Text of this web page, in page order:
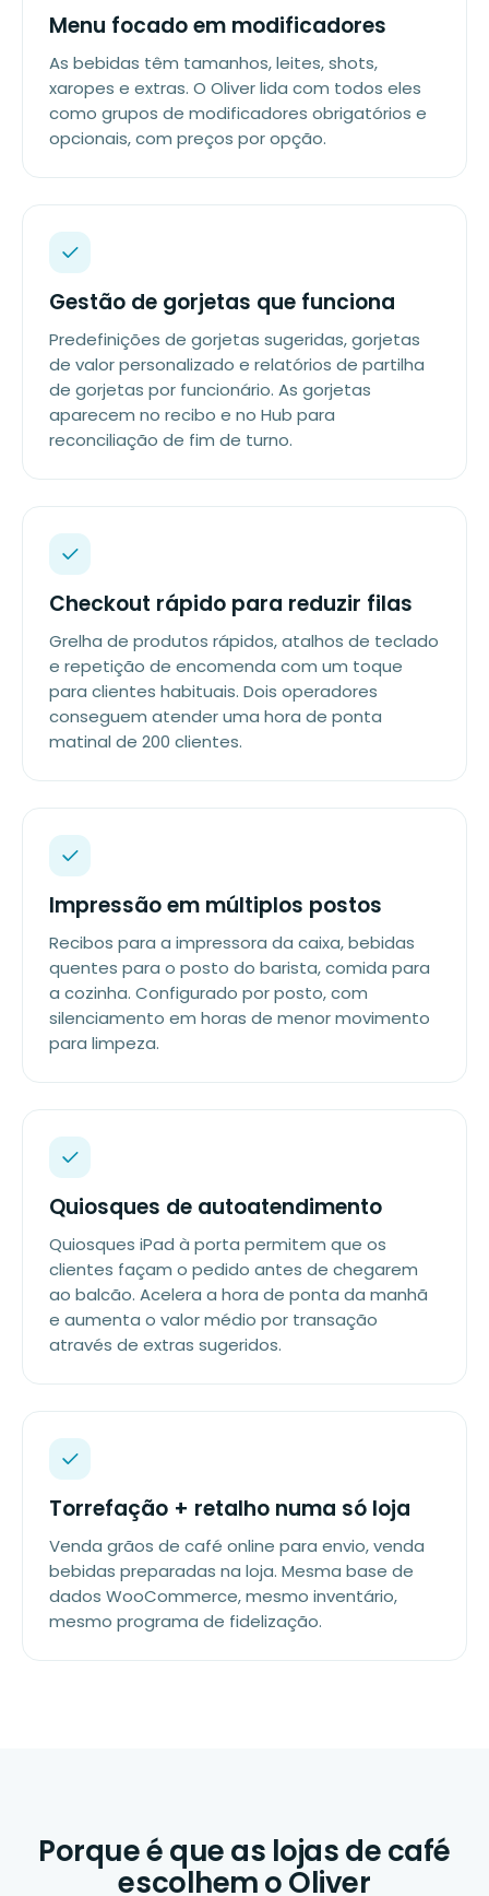
Menu focado em modificadores
As bebidas têm tamanhos, leites, shots,
xaropes e extras. O Oliver lida com todos eles
como grupos de modificadores obrigatórios e
opcionais, com preços por opção.
Gestão de gorjetas que funciona
Predefinições de gorjetas sugeridas, gorjetas
de valor personalizado e relatórios de partilha
de gorjetas por funcionário. As gorjetas
aparecem no recibo e no Hub para
reconciliação de fim de turno.
Checkout rápido para reduzir filas
Grelha de produtos rápidos, atalhos de teclado
e repetição de encomenda com um toque
para clientes habituais. Dois operadores
conseguem atender uma hora de ponta
matinal de 200 clientes.
Impressão em múltiplos postos
Recibos para a impressora da caixa, bebidas
quentes para o posto do barista, comida para
a cozinha. Configurado por posto, com
silenciamento em horas de menor movimento
para limpeza.
Quiosques de autoatendimento
Quiosques iPad à porta permitem que os
clientes façam o pedido antes de chegarem
ao balcão. Acelera a hora de ponta da manhã
e aumenta o valor médio por transação
através de extras sugeridos.
Torrefação + retalho numa só loja
Venda grãos de café online para envio, venda
bebidas preparadas na loja. Mesma base de
dados WooCommerce, mesmo inventário,
mesmo programa de fidelização.
Porque é que as lojas de café
escolhem o Oliver